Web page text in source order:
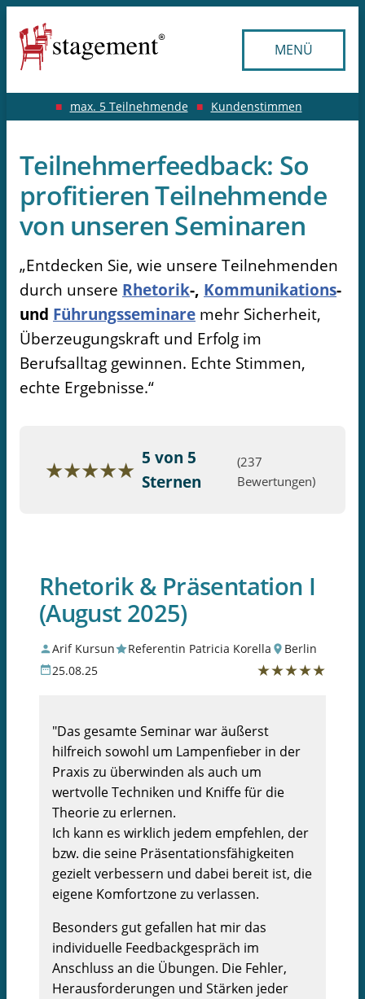
MENÜ
max. 5 Teilnehmende Kundenstimmen
Teilnehmerfeedback: So
profitieren Teilnehmende
von unseren Seminaren
„Entdecken Sie, wie unsere Teilnehmenden
durch unsere Rhetorik-, Kommunikations-
und Führungsseminare mehr Sicherheit,
Überzeugungskraft und Erfolg im
Berufsalltag gewinnen. Echte Stimmen,
echte Ergebnisse.“
★★★★★ 5 von 5
Sternen
(237
Bewertungen)
Rhetorik & Präsentation I
(August 2025)
Arif Kursun Referentin Patricia Korella
Berlin
25.08.25
★★★★★
"Das gesamte Seminar war äußerst
hilfreich sowohl um Lampenfieber in der
Praxis zu überwinden als auch um
wertvolle Techniken und Kniffe für die
Theorie zu erlernen.
Ich kann es wirklich jedem empfehlen, der
bzw. die seine Präsentationsfähigkeiten
gezielt verbessern und dabei bereit ist, die
eigene Komfortzone zu verlassen.
Besonders gut gefallen hat mir das
individuelle Feedbackgespräch im
Anschluss an die Übungen. Die Fehler,
Herausforderungen und Stärken jeder
Übersicht
Seminare für Rhetorik
Seminare für Führungskräfte
Onlineseminare
Übersicht Inhouse Seminare
Inhouse-Seminare für Führungskräfte
Inhouse-Seminare für Projektleitende
Inhouse-Seminare für Teams
Vorträge
Kontakt aufnehmen
Impressum
Erklärung zur Barrierefreiheit